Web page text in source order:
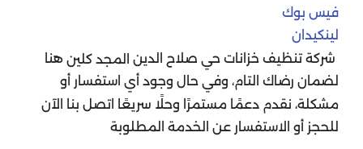
فيس بوك
لينكيدان
شركة تنظيف خزانات حي صلاح الدين المجد كلين هنا
لضمان رضاك التام، وفي حال وجود أي استفسار أو
مشكلة، نقدم دعمًا مستمرًا وحلًا سريعًا اتصل بنا الآن
للحجز أو الاستفسار عن الخدمة المطلوبة